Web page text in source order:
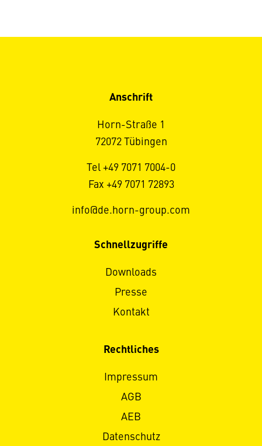
Anschrift
Horn-Straße 1
72072 Tübingen
Tel +49 7071 7004-0
Fax +49 7071 72893
info@de.horn-group.com
Schnellzugriffe
Downloads
Presse
Kontakt
Rechtliches
Impressum
AGB
AEB
Datenschutz